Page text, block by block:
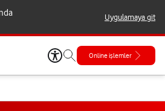
Uygulamaya git
Online işlemler